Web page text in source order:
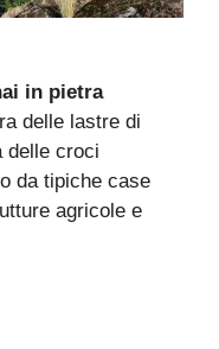
in pietra
delle lastre di
delle croci
da tipiche case
agricole e